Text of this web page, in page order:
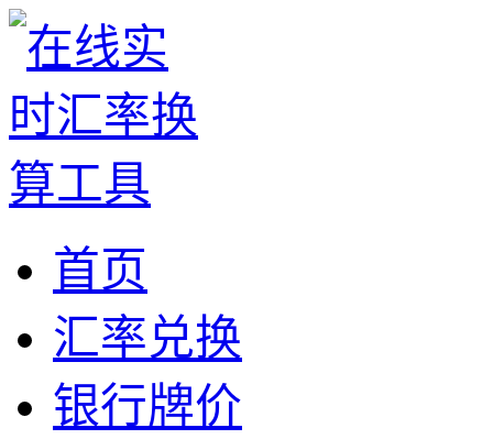
首页
汇率兑换
银行牌价